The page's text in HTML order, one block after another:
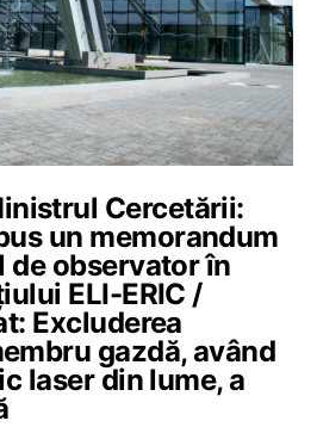
Cercetării:
un memorandum
observator în
ELI-ERIC /
Excluderea
gazdă, având
laser din lume, a